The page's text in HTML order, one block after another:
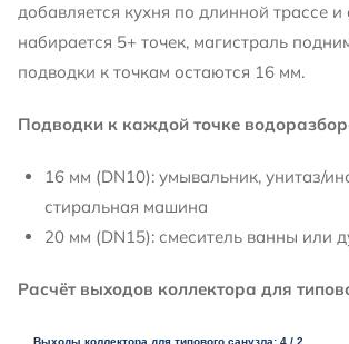
добавляется кухня по длинной трассе
набирается 5+ точек, магистраль
подводки к точкам остаются 16 мм.
Подводки к каждой точке
16 мм (DN10): умывальник, унитаз/
стиральная машина
20 мм (DN15): смеситель ванны или
Расчёт выходов коллектора для